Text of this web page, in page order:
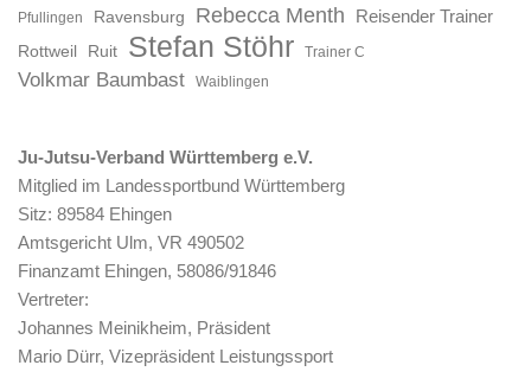
Pfullingen Ravensburg Rebecca Menth Reisender Trainer
Rottweil Ruit Stefan Stöhr Trainer C
Volkmar Baumbast Waiblingen
Ju-Jutsu-Verband Württemberg e.V.
Mitglied im Landessportbund Württemberg
Sitz: 89584 Ehingen
Amtsgericht Ulm, VR 490502
Finanzamt Ehingen, 58086/91846
Vertreter:
Johannes Meinikheim, Präsident
Mario Dürr, Vizepräsident Leistungssport